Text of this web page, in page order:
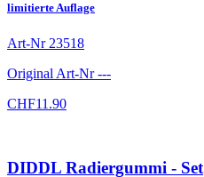
limitierte Auflage
Art-Nr 23518
Original Art-Nr---
CHF11.90
DIDDL Radiergummi - Set